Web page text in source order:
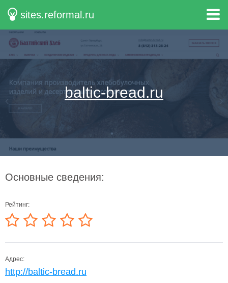
sites.reformal.ru
baltic-bread.ru
Основные сведения:
Рейтинг:
Адрес:
http://baltic-bread.ru